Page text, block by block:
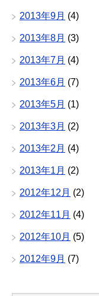
2013年9月 (4)
2013年8月 (3)
2013年7月 (4)
2013年6月 (7)
2013年5月 (1)
2013年3月 (2)
2013年2月 (4)
2013年1月 (2)
2012年12月 (2)
2012年11月 (4)
2012年10月 (5)
2012年9月 (7)